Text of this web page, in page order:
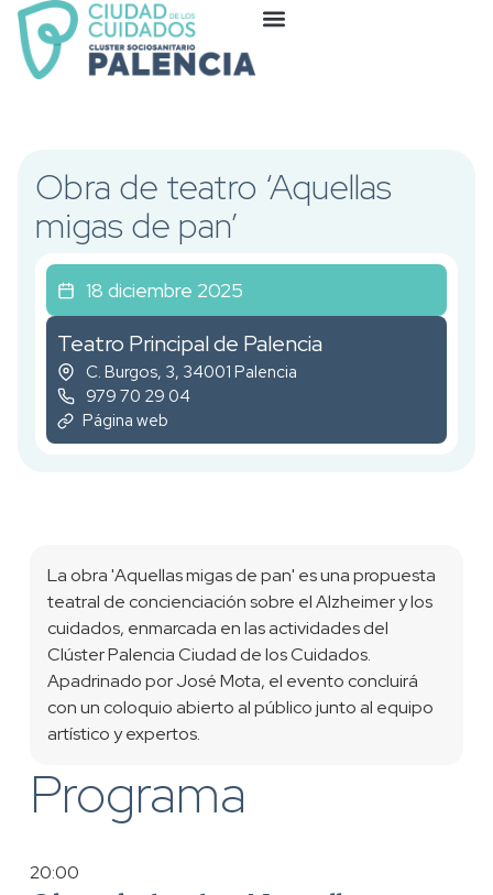
Obra de teatro ‘Aquellas
migas de pan’
18 diciembre 2025
Teatro Principal de Palencia
C. Burgos, 3, 34001 Palencia
979 70 29 04
Página web
La obra 'Aquellas migas de pan' es una propuesta
teatral de concienciación sobre el Alzheimer y los
cuidados, enmarcada en las actividades del
Clúster Palencia Ciudad de los Cuidados.
Apadrinado por José Mota, el evento concluirá
con un coloquio abierto al público junto al equipo
artístico y expertos.
Programa
20:00